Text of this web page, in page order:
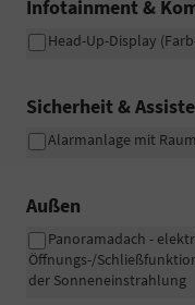
Infotainment &
Head-Up-Display
Sicherheit &
Alarmanlage mit
Außen
Panoramadach -
Öffnungs-/
der Sonneneinstrahlung